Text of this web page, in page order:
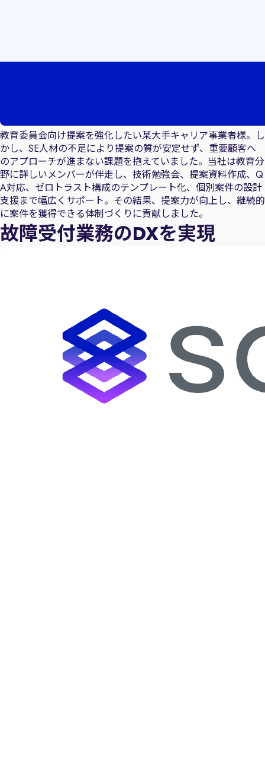
教育委員会向け提案を強化したい某大手キャリア事業者様。し
かし、SE人材の不足により提案の質が安定せず、重要顧客へ
のアプローチが進まない課題を抱えていました。当社は教育分
野に詳しいメンバーが伴走し、技術勉強会、提案資料作成、Q
A対応、ゼロトラスト構成のテンプレート化、個別案件の設計
支援まで幅広くサポート。その結果、提案力が向上し、継続的
に案件を獲得できる体制づくりに貢献しました。
故障受付業務のDXを実現